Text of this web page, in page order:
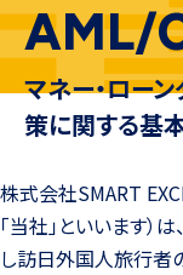
AML/
マネー・ロー
策に関する基
株式会社SMART
「当社」といいます）
し訪日外国人旅行者